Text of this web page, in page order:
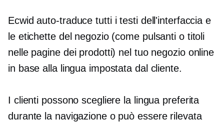
Ecwidauto-traduce tutti i testi dell'interfaccia e
le etichette del negozio (come pulsanti o titoli
nelle pagine dei prodotti) nel tuo negozio online
in base alla lingua impostata dal cliente.
I clienti possono scegliere la lingua preferita
durante la navigazione o può essere rilevata